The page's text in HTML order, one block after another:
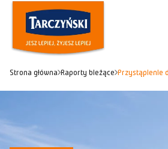
Strona główna Raporty bieżące Przystąpienie